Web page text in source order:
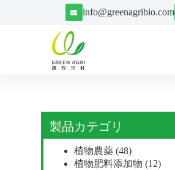
info@greenagribio.com
製品カテゴリ
植物農薬 (48)
植物肥料添加物 (12)